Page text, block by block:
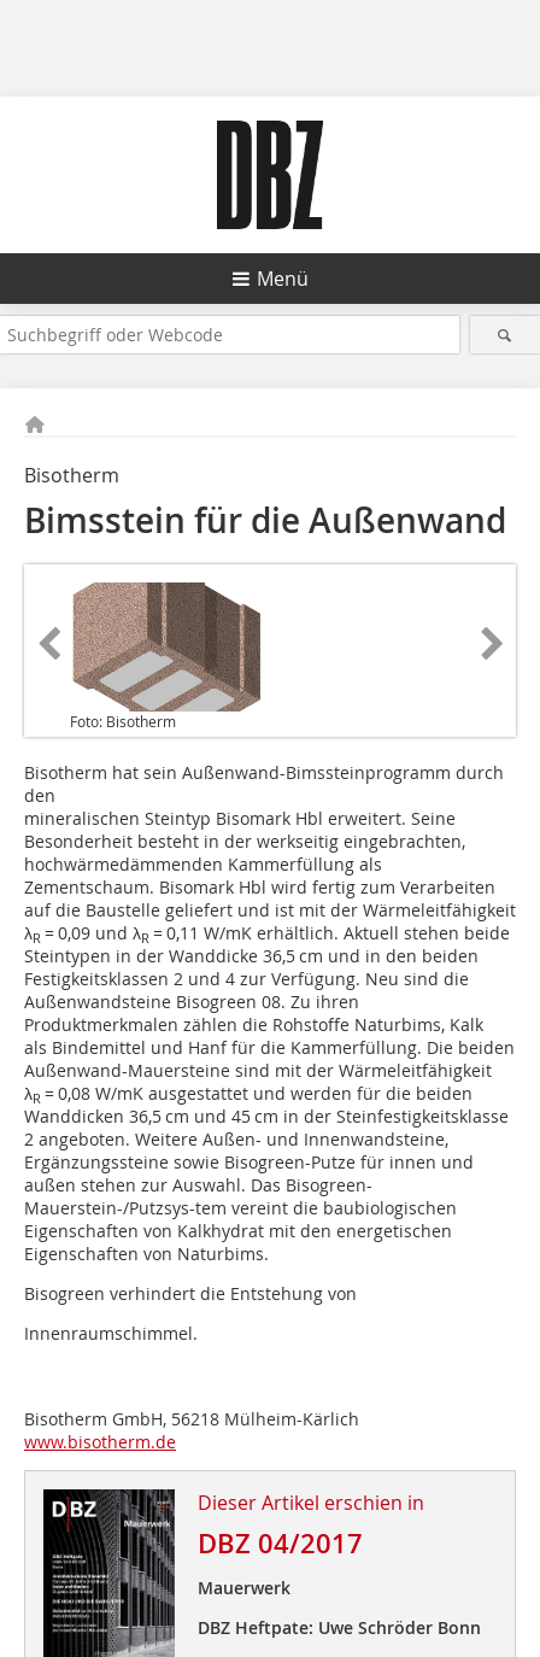
Menü
Bisotherm
Bimsstein für die Außenwand
Foto: Bisotherm
Bisotherm hat sein Außenwand-Bimssteinprogramm durch
den
mineralischen Steintyp Bisomark Hbl erweitert. Seine
Besonderheit besteht in der werkseitig eingebrachten,
hochwärmedämmenden Kammerfüllung als
Zementschaum. Bisomark Hbl wird fertig zum Verarbeiten
auf die Baustelle geliefert und ist mit der Wärmeleitfähigkeit
λR = 0,09 und λR = 0,11 W/mK erhältlich. Aktuell stehen beide
Steintypen in der Wanddicke 36,5 cm und in den beiden
Festigkeitsklassen 2 und 4 zur Verfügung. Neu sind die
Außenwandsteine Bisogreen 08. Zu ihren
Produktmerkmalen zählen die Rohstoffe Naturbims, Kalk
als Bindemittel und Hanf für die Kammerfüllung. Die beiden
Außenwand-Mauersteine sind mit der Wärmeleitfähigkeit
λR = 0,08 W/mK ausgestattet und werden für die beiden
Wanddicken 36,5 cm und 45 cm in der Steinfestigkeitsklasse
2 angeboten. Weitere Außen- und Innenwandsteine,
Ergänzungssteine sowie Bisogreen-Putze für innen und
außen stehen zur Auswahl. Das Bisogreen-
Mauerstein-/Putzsys-tem vereint die baubiologischen
Eigenschaften von Kalkhydrat mit den energetischen
Eigenschaften von Naturbims.
Bisogreen verhindert die Entstehung von
Innenraumschimmel.
Bisotherm GmbH, 56218 Mülheim-Kärlich
www.bisotherm.de
Dieser Artikel erschien in
DBZ 04/2017
Mauerwerk
DBZ Heftpate: Uwe Schröder Bonn